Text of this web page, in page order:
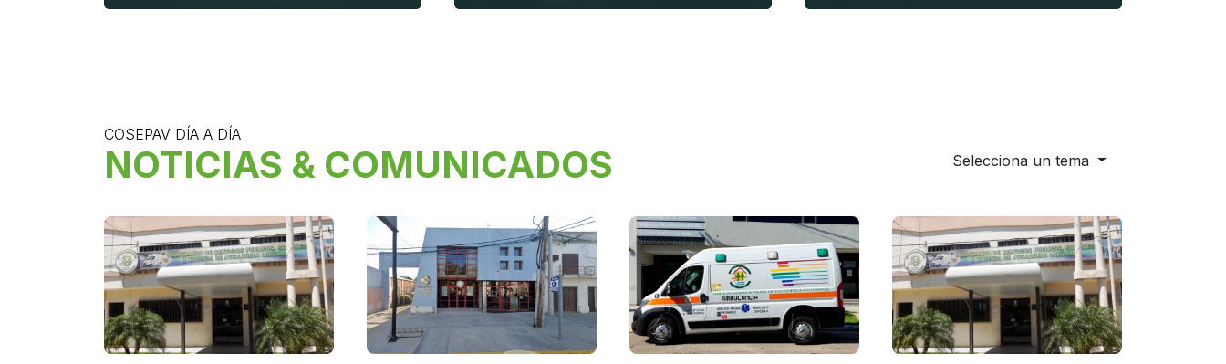
COSEPAV DÍA A DÍA
NOTICIAS & COMUNICADOS Selecciona un tema